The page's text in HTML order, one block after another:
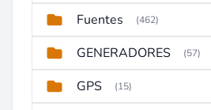
Fuentes (462)
GENERADORES (57)
GPS (15)